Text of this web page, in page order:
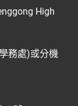
High
務處)或分機